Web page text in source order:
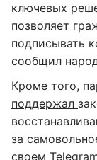
ключевых
позволяет
подписывать
сообщил
Кроме того,
поддержал
за
своем